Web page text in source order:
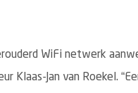
WiFi netwerk
Klaas-Jan van Roekel.